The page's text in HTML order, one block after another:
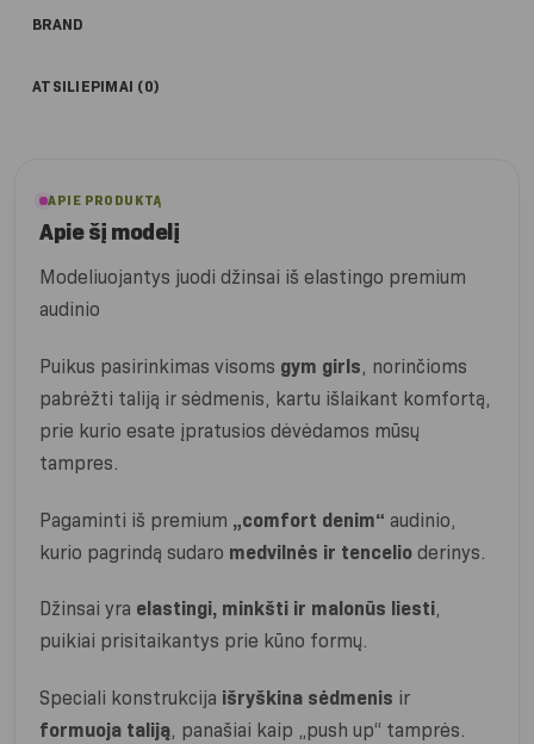
BRAND
ATSILIEPIMAI (0)
APIE PRODUKTĄ
Apie šį modelį
Modeliuojantys juodi džinsai iš elastingo premium
audinio
Puikus pasirinkimas visoms gym girls, norinčioms
pabrėžti taliją ir sėdmenis, kartu išlaikant komfortą,
prie kurio esate įpratusios dėvėdamos mūsų
tampres.
Pagaminti iš premium „comfort denim“ audinio,
kurio pagrindą sudaro medvilnės ir tencelio derinys.
Džinsai yra elastingi, minkšti ir malonūs liesti,
puikiai prisitaikantys prie kūno formų.
Speciali konstrukcija išryškina sėdmenis ir
formuoja taliją, panašiai kaip „push up“ tamprės.